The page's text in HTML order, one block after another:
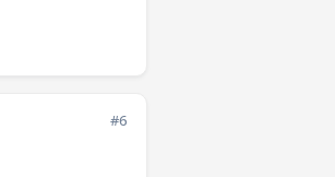
#6